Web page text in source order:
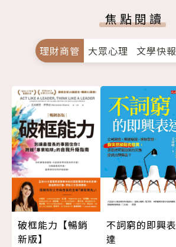
焦點閱讀
理財商管 大眾心理 文學快報
破框能力【暢銷
新版】
不詞窮的即興表
達